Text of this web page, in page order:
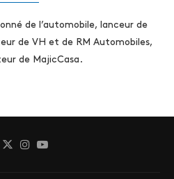
de l’automobile, lanceur de
de VH et de RM Automobiles,
de MajicCasa.